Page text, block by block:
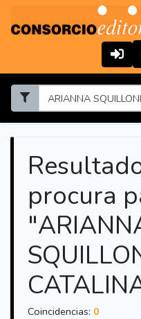
procura
Coincidencias: 0